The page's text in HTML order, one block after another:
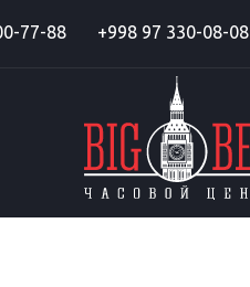
77-88 +998 97 330-08-08